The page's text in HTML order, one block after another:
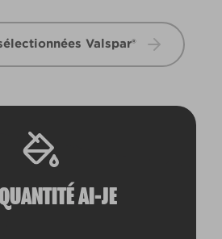
Valspar®
AI-JE